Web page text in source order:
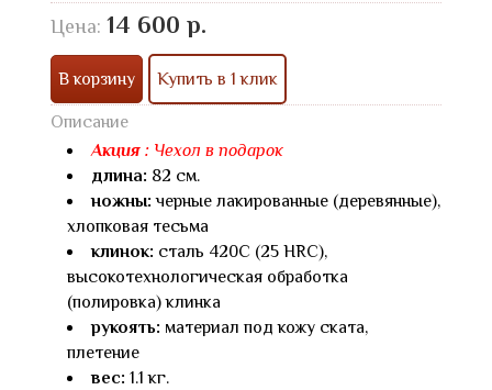
Цена: 14 600 р.
В корзину Купить в 1 клик
Описание
Акция : Чехол в подарок
длина: 82 см.
ножны:черные лакированные (деревянные),
хлопковая тесьма
клинок: сталь 420С (25 HRC),
высокотехнологическая обработка
(полировка) клинка
рукоять: материал под кожу ската,
плетение
вес: 1.1 кг.